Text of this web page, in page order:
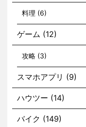
料理 (6)
ゲーム (12)
攻略 (3)
スマホアプリ (9)
ハウツー (14)
バイク (149)